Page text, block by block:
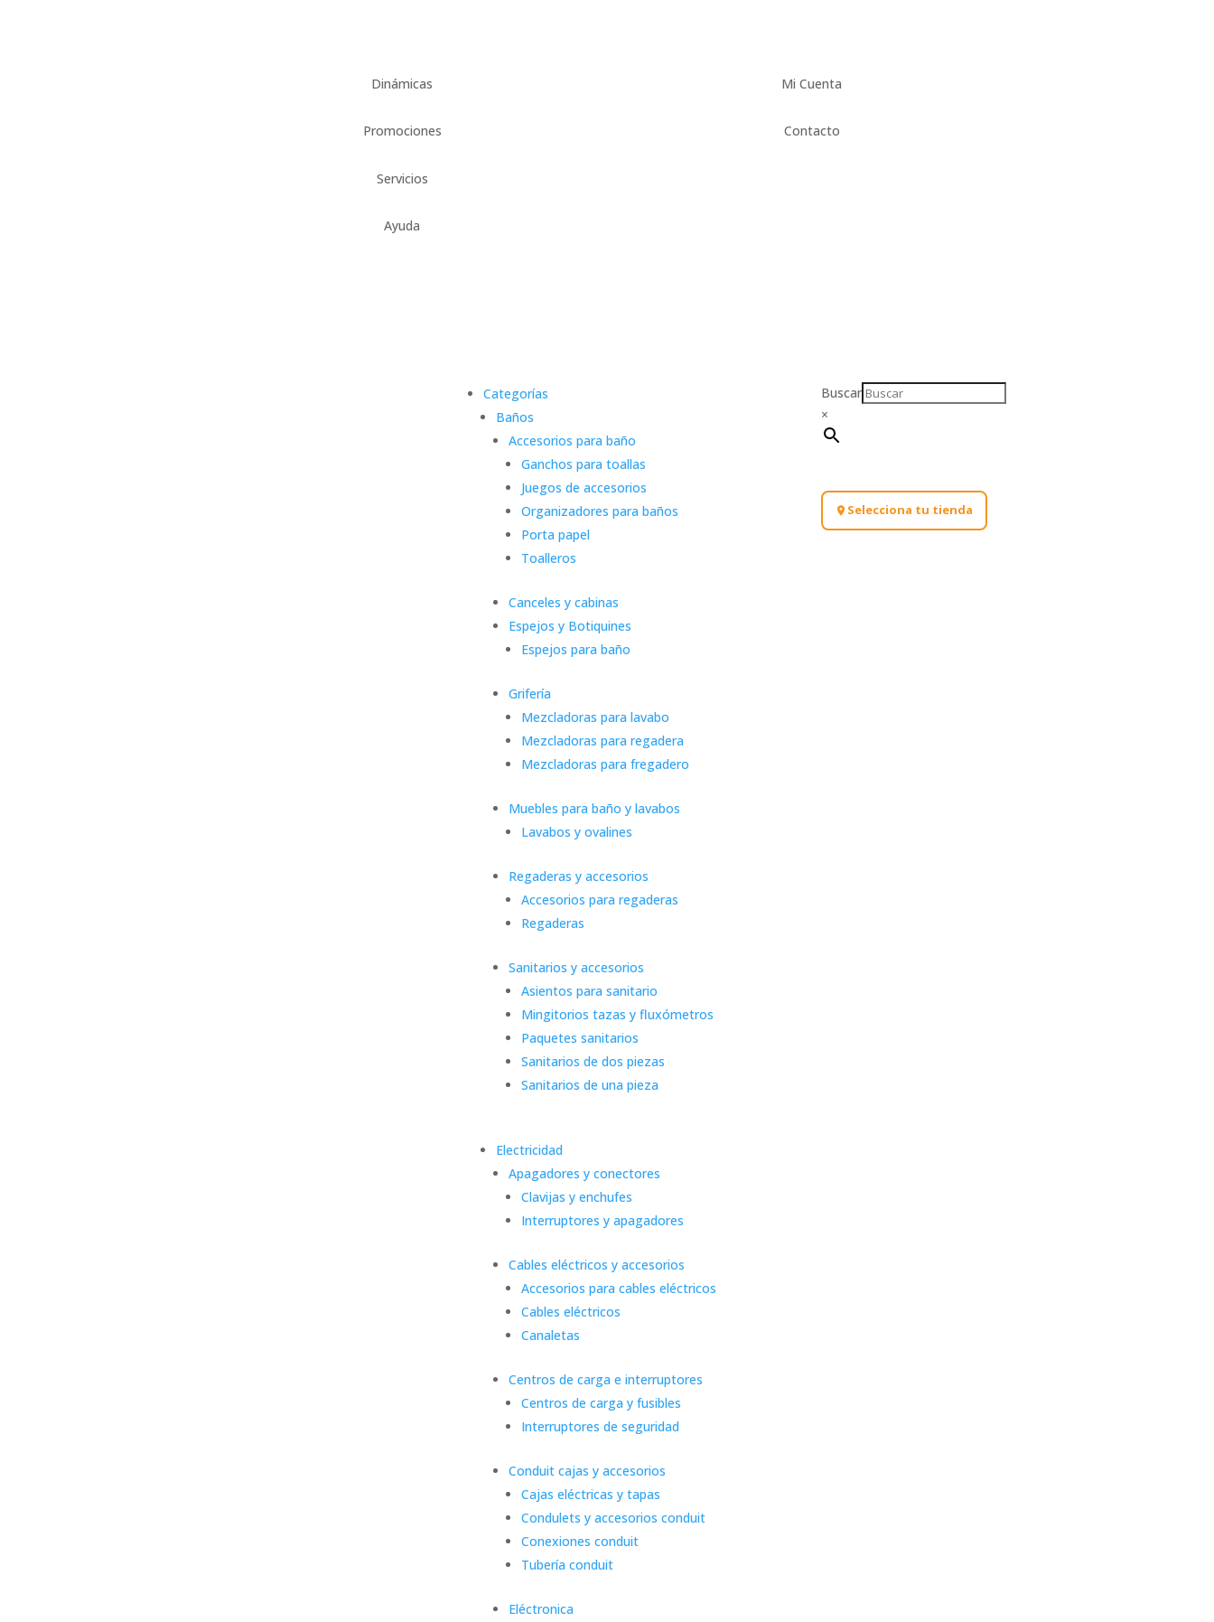
Dinámicas
Promociones
Servicios
Ayuda
Mi Cuenta
Contacto
Categorías
Baños
Accesorios para baño
Ganchos para toallas
Juegos de accesorios
Organizadores para baños
Porta papel
Toalleros
Canceles y cabinas
Espejos y Botiquines
Espejos para baño
Grifería
Mezcladoras para lavabo
Mezcladoras para regadera
Mezcladoras para fregadero
Muebles para baño y lavabos
Lavabos y ovalines
Regaderas y accesorios
Accesorios para regaderas
Regaderas
Sanitarios y accesorios
Asientos para sanitario
Mingitorios tazas y fluxómetros
Paquetes sanitarios
Sanitarios de dos piezas
Sanitarios de una pieza
Electricidad
Apagadores y conectores
Clavijas y enchufes
Interruptores y apagadores
Cables eléctricos y accesorios
Accesorios para cables eléctricos
Cables eléctricos
Canaletas
Centros de carga e interruptores
Centros de carga y fusibles
Interruptores de seguridad
Conduit cajas y accesorios
Cajas eléctricas y tapas
Condulets y accesorios conduit
Conexiones conduit
Tubería conduit
Eléctronica
Buscar
×
Selecciona tu tienda